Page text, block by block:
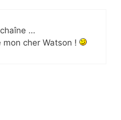
…
cher Watson !